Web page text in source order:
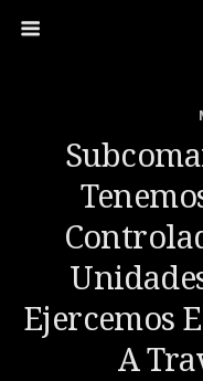
Ejercemos
A